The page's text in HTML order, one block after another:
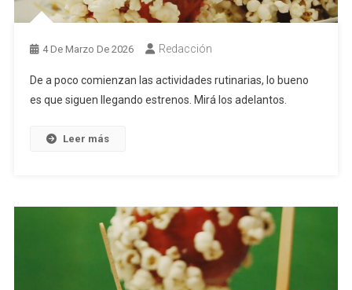
4 De Marzo De 2026 Redacción
De a poco comienzan las actividades rutinarias, lo bueno
es que siguen llegando estrenos. Mirá los adelantos.
Leer más